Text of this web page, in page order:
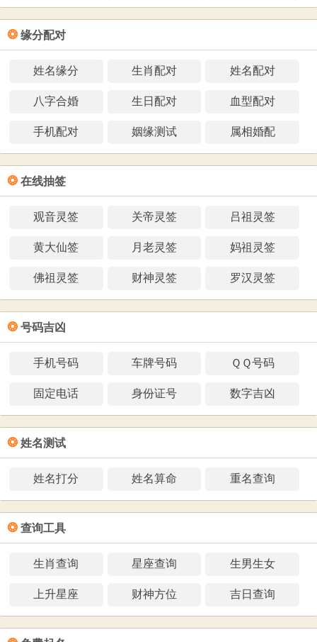
❂ 缘分配对
姓名缘分 生肖配对 姓名配对
八字合婚 生日配对 血型配对
手机配对 姻缘测试 属相婚配
❂ 在线抽签
观音灵签 关帝灵签 吕祖灵签
黄大仙签 月老灵签 妈祖灵签
佛祖灵签 财神灵签 罗汉灵签
❂ 号码吉凶
手机号码 车牌号码 ＱＱ号码
固定电话 身份证号 数字吉凶
❂ 姓名测试
姓名打分 姓名算命 重名查询
❂ 查询工具
生肖查询 星座查询 生男生女
上升星座 财神方位 吉日查询